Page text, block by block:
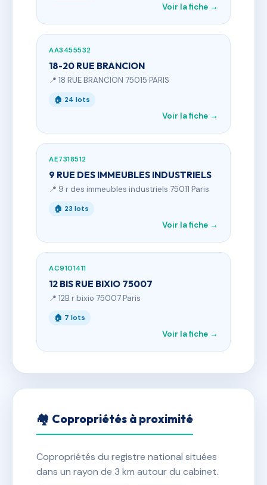
Voir la fiche →
AA3455532
18-20 RUE BRANCION
📍 18 RUE BRANCION 75015 PARIS
🏠 24 lots
Voir la fiche →
AE7318512
9 RUE DES IMMEUBLES INDUSTRIELS
📍 9 r des immeubles industriels 75011 Paris
🏠 23 lots
Voir la fiche →
AC9101411
12 BIS RUE BIXIO 75007
📍 12B r bixio 75007 Paris
🏠 7 lots
Voir la fiche →
🏘 Copropriétés à proximité
Copropriétés du registre national situées
dans un rayon de 3 km autour du cabinet.